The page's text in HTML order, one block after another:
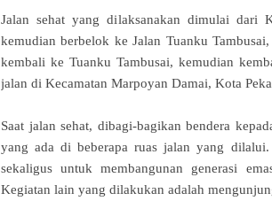
Jalan sehat yang dilaksanakan dimulai dari
kemudian berbelok ke Jalan Tuanku
kembali ke Tuanku Tambusai, kemudian
jalan di Kecamatan Marpoyan Damai, Kota
Saat jalan sehat, dibagi-bagikan bendera
yang ada di beberapa ruas jalan yang
sekaligus untuk membangunan generasi
Kegiatan lain yang dilakukan adalah